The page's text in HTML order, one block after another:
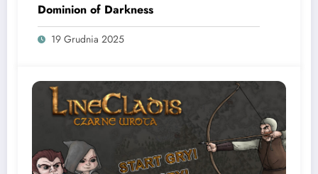
Dominion of Darkness
19 Grudnia 2025